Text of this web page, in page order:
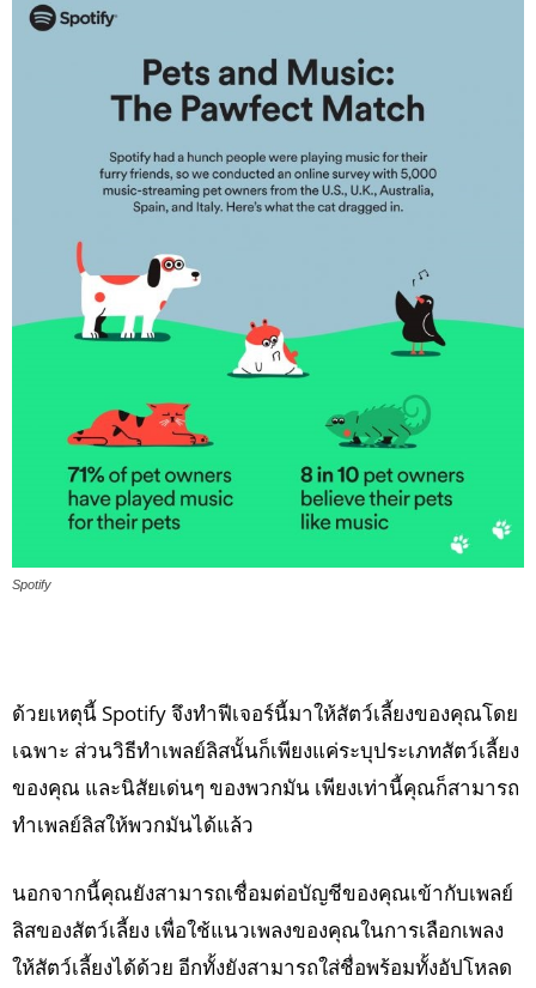
Spotify
ด้วยเหตุนี้ Spotify จึงทำฟีเจอร์นี้มาให้สัตว์เลี้ยงของคุณโดย
เฉพาะ ส่วนวิธีทำเพลย์ลิสนั้นก็เพียงแค่ระบุประเภทสัตว์เลี้ยง
ของคุณ และนิสัยเด่นๆ ของพวกมัน เพียงเท่านี้คุณก็สามารถ
ทำเพลย์ลิสให้พวกมันได้แล้ว
นอกจากนี้คุณยังสามารถเชื่อมต่อบัญชีของคุณเข้ากับเพลย์
ลิสของสัตว์เลี้ยง เพื่อใช้แนวเพลงของคุณในการเลือกเพลง
ให้สัตว์เลี้ยงได้ด้วย อีกทั้งยังสามารถใส่ชื่อพร้อมทั้งอัปโหลด